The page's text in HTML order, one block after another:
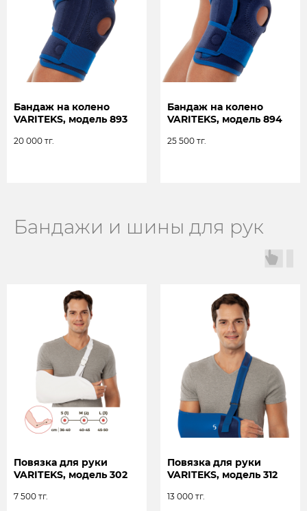
Бандаж на колено
VARITEKS, модель 893
20 000 тг.
Бандаж на колено
VARITEKS, модель 894
25 500 тг.
Бандажи и шины для рук
Повязка для руки
VARITEKS, модель 302
7 500 тг.
Повязка для руки
VARITEKS, модель 312
13 000 тг.
проконсультируют Вас по
сотрудничеству с нами
ОТПРАВИТЬ